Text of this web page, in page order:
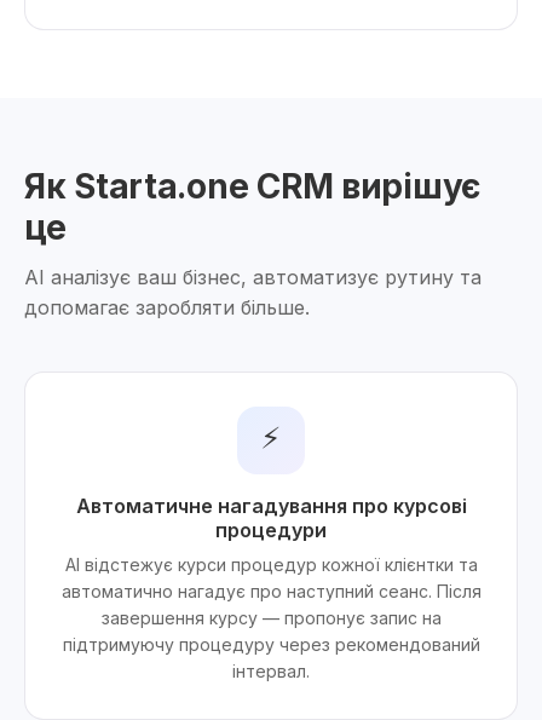
Як Starta.one CRM вирішує
це
AI аналізує ваш бізнес, автоматизує рутину та
допомагає заробляти більше.
⚡
Автоматичне нагадування про курсові
процедури
AI відстежує курси процедур кожної клієнтки та
автоматично нагадує про наступний сеанс. Після
завершення курсу — пропонує запис на
підтримуючу процедуру через рекомендований
інтервал.